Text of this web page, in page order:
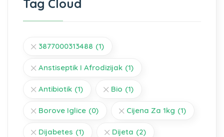
Tag Cloud
3877000313488 (1)
Anstiseptik I Afrodizijak (1)
Antibiotik (1) Bio (1)
Borove Iglice (0) Cijena Za 1kg (1)
Dijabetes (1) Dijeta (2)